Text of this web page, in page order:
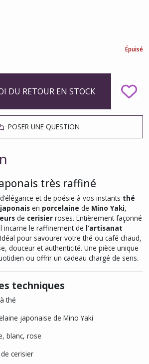
Épuisé
DU RETOUR EN STOCK
POSER UNE QUESTION
très raffiné
et de poésie à vos instants thé
en porcelaine de Mino Yaki,
de cerisier roses. Entièrement façonné
incarne le raffinement de l’artisanat
pour savourer votre thé ou café chaud,
douceur et authenticité. Une pièce unique
ou offrir un cadeau chargé de sens.
techniques
thé
japonaise de Mino Yaki
blanc, rose
cerisier